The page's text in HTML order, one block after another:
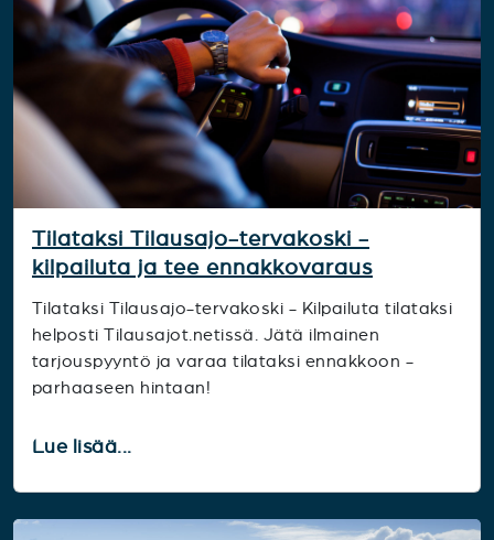
Tilataksi Tilausajo-tervakoski -
kilpailuta ja tee ennakkovaraus
Tilataksi Tilausajo-tervakoski - Kilpailuta tilataksi
helposti Tilausajot.netissä. Jätä ilmainen
tarjouspyyntö ja varaa tilataksi ennakkoon -
parhaaseen hintaan!
Lue lisää...